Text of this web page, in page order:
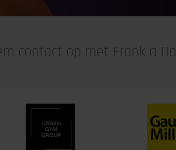
contact op met Frank a Do